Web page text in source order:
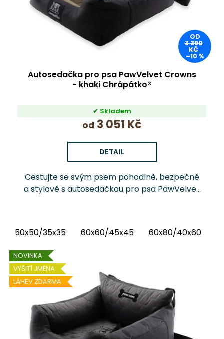
OD
3 390
KČ
–10 %
Autosedačka pro psa PawVelvet Crowns
- khaki Chrápátko®
Skladem
od 3 051 Kč
DETAIL
Cestujte se svým psem pohodlně, bezpečně
a stylově s autosedačkou pro psa PawVelvet
látku...
50x50/35x35 60x60/45x45 60x80/40x60
NOVINKA
VYŠITÍ JMÉNA
LÁHEV ZDARMA